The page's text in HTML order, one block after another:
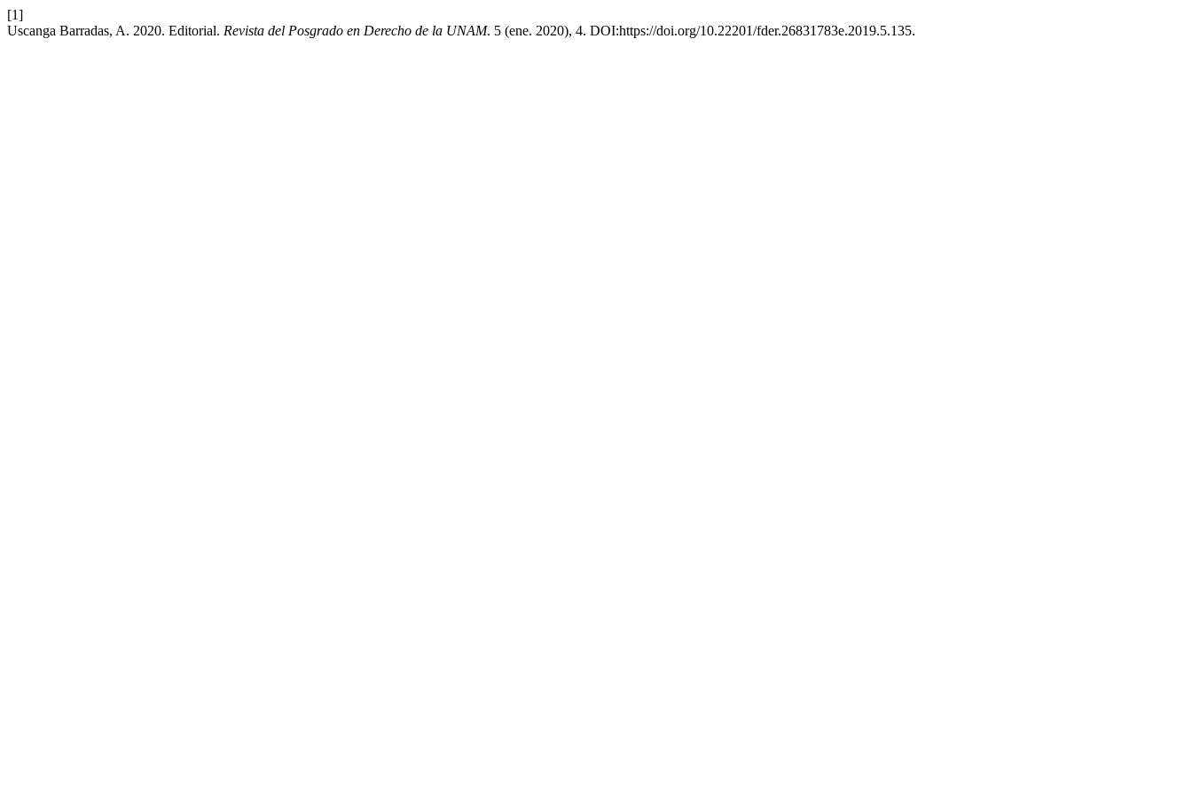
[1]
Uscanga Barradas, A. 2020. Editorial. Revista del Posgrado en Derecho de la UNAM. 5 (ene. 2020), 4. DOI:https://doi.org/10.22201/fder.26831783e.2019.5.135.